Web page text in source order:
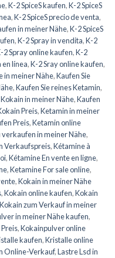
,K-2 SpiceS kaufen,K-2 SpiceS
,K-2 SpiceS precio de venta,
in meiner Nähe,K-2 SpiceS
,K-2 Spray in vendita,K-2
2 Spray online kaufen,K-2
en línea,K-2 Sray online kaufen,
in meiner Nähe,Kaufen Sie
,Kaufen Sie reines Ketamin,
in meiner Nähe,Kaufen
Preis,Ketamin in meiner
Preis,Ketamin online
verkaufen in meiner Nähe,
Verkaufspreis,Kétamine à
,Kétamine En vente en ligne,
,Ketamine For sale online,
,Kokain in meiner Nähe
,Kokain online kaufen,Kokain
Kokain zum Verkauf in meiner
in meiner Nähe kaufen,
,Kokainpulver online
kaufen,Kristalle online
Online-Verkauf,Lastre Lsd in